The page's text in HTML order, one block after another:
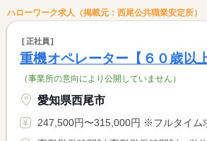
ハローワーク求人（掲載元：西尾公共職業安定所）
正社員
重機オペレーター【６０歳以上
（事業所の意向により公開していません）
愛知県西尾市
247,500円〜315,000円 ※フルタイム求人の場合は月額（換算額）、パート求人の